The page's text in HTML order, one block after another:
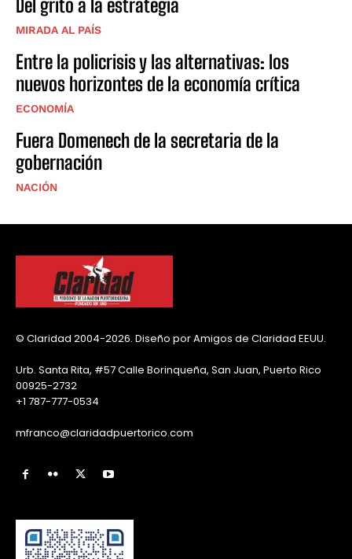
Del grito a la estrategia
MIRADA AL PAÍS
Entre la policrisis y las alternativas: los
nuevos horizontes de la economía crítica
ECONOMÍA
Fuera Domenech de la secretaria de la
gobernación
NACIÓN
© Claridad 2004-2026. Diseño por Amigos de Claridad EEUU.
Urb. Santa Rita, #57 Calle Borinqueña, San Juan, Puerto Rico
00925-2732
+1 787-777-0534
mfranco@claridadpuertorico.com